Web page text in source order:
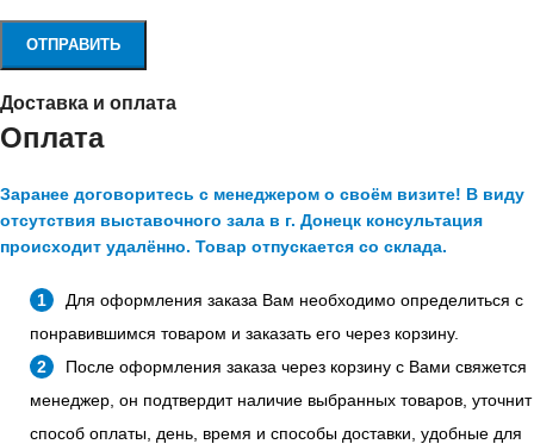
Доставка и оплата
Оплата
Заранее договоритесь с менеджером о своём визите! В виду
отсутствия выставочного зала в г. Донецк консультация
происходит удалённо. Товар отпускается со склада.
Для оформления заказа Вам необходимо определиться с
понравившимся товаром и заказать его через корзину.
После оформления заказа через корзину с Вами свяжется
менеджер, он подтвердит наличие выбранных товаров, уточнит
способ оплаты, день, время и способы доставки, удобные для